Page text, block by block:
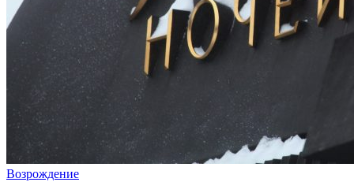
Возрождение